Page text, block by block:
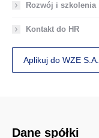
Rozwój i szkolenia
Kontakt do HR
Aplikuj do WZE S.A.
Dane spółki